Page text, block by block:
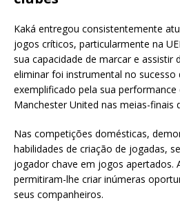
Kaká entregou consistentemente
jogos críticos, particularmente na
sua capacidade de marcar e assistir
eliminar foi instrumental no sucesso
exemplificado pela sua
Manchester United nas meias-finais
Nas competições domésticas,
habilidades de criação de jogadas,
jogador chave em jogos apertados.
permitiram-lhe criar inúmeras
seus companheiros.